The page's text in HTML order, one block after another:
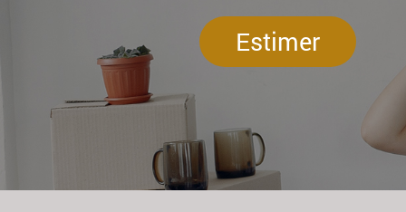
Estimer